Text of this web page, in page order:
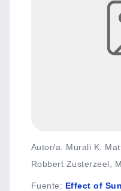
Autor/a: Murali K.
Robbert Zusterzeel,
Fuente: Effect of